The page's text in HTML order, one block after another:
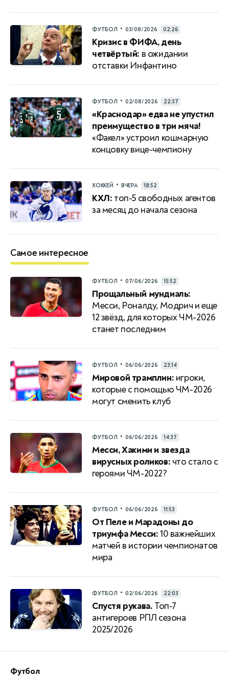
ФУТБОЛ • 03/08/2026 02:26
Кризис в ФИФА, день
четвёртый: в ожидании
отставки Инфантино
ФУТБОЛ • 02/08/2026 22:37
«Краснодар» едва не упустил
преимущество в три мяча!
«Факел» устроил кошмарную
концовку вице-чемпиону
ХОККЕЙ • ВЧЕРА 18:52
КХЛ: топ-5 свободных агентов
за месяц до начала сезона
Самое интересное
ФУТБОЛ • 07/06/2026 15:52
Прощальный мундиаль:
Месси, Роналду, Модрич и еще
12 звёзд, для которых ЧМ-2026
станет последним
ФУТБОЛ • 06/06/2026 23:14
Мировой трамплин: игроки,
которые с помощью ЧМ-2026
могут сменить клуб
ФУТБОЛ • 06/06/2026 14:37
Месси, Хакими и звезда
вирусных роликов: что стало с
героями ЧМ-2022?
ФУТБОЛ • 06/06/2026 11:53
От Пеле и Марадоны до
триумфа Месси:10 важнейших
матчей в истории чемпионатов
мира
ФУТБОЛ • 02/06/2026 22:03
Спустя рукава. Топ-7
антигероев РПЛ сезона
2025/2026
Футбол